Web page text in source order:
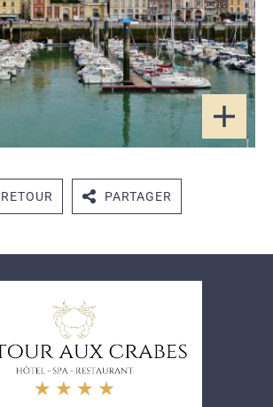
RETOUR PARTAGER